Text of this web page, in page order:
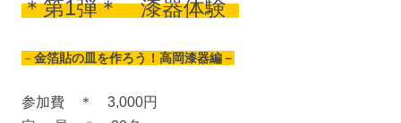
＊第1弾＊ 漆器体験
－ 金箔貼の皿を作ろう！高岡漆器編－
参加費 ＊ 3,000円